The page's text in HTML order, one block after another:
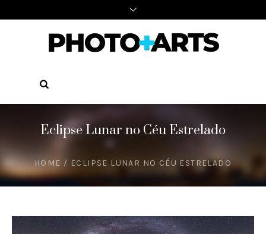
Eclipse Lunar no Céu Estrelado
HOME / ECLIPSE LUNAR NO CÉU ESTRELADO